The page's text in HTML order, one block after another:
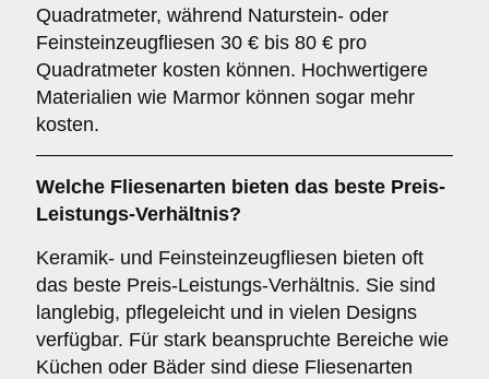
Quadratmeter, während Naturstein- oder
Feinsteinzeugfliesen 30 € bis 80 € pro
Quadratmeter kosten können. Hochwertigere
Materialien wie Marmor können sogar mehr
kosten.
Welche Fliesenarten bieten das beste Preis-
Leistungs-Verhältnis?
Keramik- und Feinsteinzeugfliesen bieten oft
das beste Preis-Leistungs-Verhältnis. Sie sind
langlebig, pflegeleicht und in vielen Designs
verfügbar. Für stark beanspruchte Bereiche wie
Küchen oder Bäder sind diese Fliesenarten